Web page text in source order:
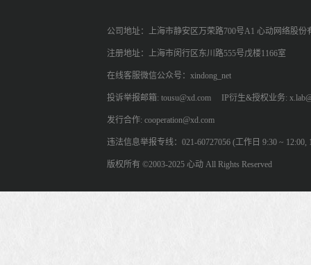
公司地址：上海市静安区万荣路700号A1 心动网络股份
注册地址：上海市闵行区东川路555号戊楼1166室
在线客服微信公众号：xindong_net
投诉举报邮箱: tousu@xd.com IP衍生&授权业务:
发行合作: cooperation@xd.com
违法信息举报专线：021-60727056 (工作日 9:30 ~ 12:00,
版权所有 ©2003-2025 心动 All Rights Reserved